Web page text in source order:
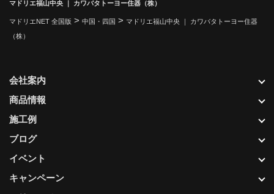
マドリエ福山中央 ｜ カワバタトーヨー住器（株）
マドリエNET 全国版 > 中国・四国 > マドリエ福山中央 ｜ カワバタトーヨー住器
（株）
会社案内
商品情報
施工例
ブログ
イベント
キャンペーン